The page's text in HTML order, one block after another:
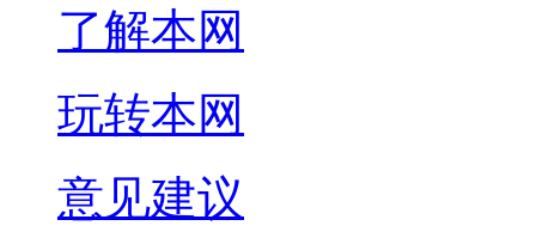
了解本网
玩转本网
意见建议